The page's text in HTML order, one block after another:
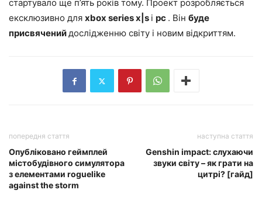
стартувало ще п’ять років тому. Проект розробляється
ексклюзивно для xbox series x|s і pc . Він буде
присвяченийдослідженню світу і новим відкриттям.
попередня стаття
Опубліковано геймплей
містобудівного симулятора
з елементами roguelike
against the storm
наступна стаття
Genshin impact: слухаючи
звуки світу – як грати на
цитрі? [гайд]